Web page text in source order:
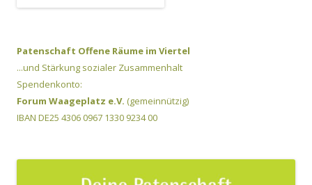
Patenschaft Offene Räume im Viertel
...und Stärkung sozialer Zusammenhalt
Spendenkonto:
Forum Waageplatz e.V. (gemeinnützig)
IBAN DE25 4306 0967 1330 9234 00